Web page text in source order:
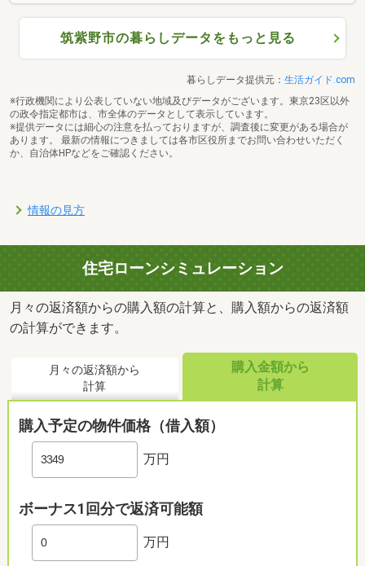
筑紫野市の暮らしデータをもっと見る
暮らしデータ提供元： 生活ガイド.com
※行政機関により公表していない地域及びデータがございます。東京23区以外
の政令指定都市は、市全体のデータとして表示しています。
※提供データには細心の注意を払っておりますが、調査後に変更がある場合が
あります。 最新の情報につきましては各市区役所までお問い合わせいただく
か、自治体HPなどをご確認ください。
情報の見方
住宅ローンシミュレーション
月々の返済額からの購入額の計算と、購入額からの返済額
の計算ができます。
月々の返済額から
計算
購入金額から
計算
購入予定の物件価格（借入額）
万円
ボーナス1回分で返済可能額
万円